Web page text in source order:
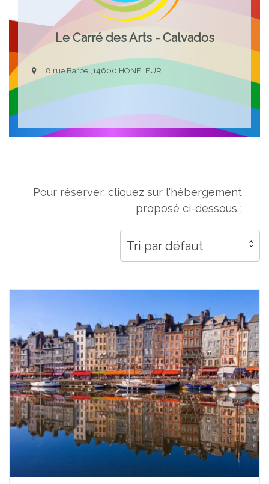
Le Carré des Arts - Calvados
8 rue Barbel,14600 HONFLEUR
Pour réserver, cliquez sur l'hébergement
proposé ci-dessous :
Tri par défaut